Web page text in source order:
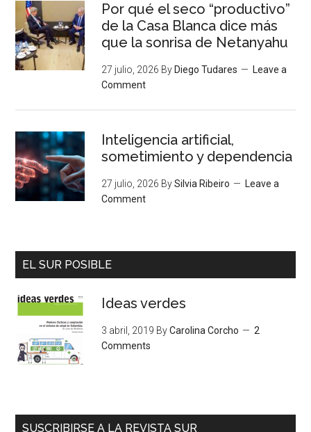
Por qué el seco “productivo”
de la Casa Blanca dice más
que la sonrisa de Netanyahu
27 julio, 2026 By Diego Tudares
Leave a
Comment
Inteligencia artificial,
sometimiento y dependencia
27 julio, 2026 BySilvia Ribeiro
Leave a
Comment
EL SUR POSIBLE
Ideas verdes
3 abril, 2019 ByCarolina Corcho
2
Comments
SUSCRIBIRSE A LA REVISTA SUR